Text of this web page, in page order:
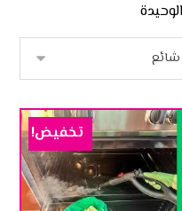
تخفيض!